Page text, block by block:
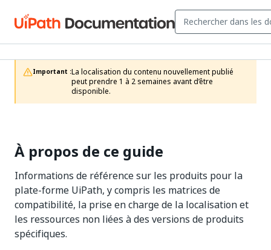
Important :La localisation du contenu nouvellement publié
peut prendre 1 à 2 semaines avant d’être
disponible.
À propos de ce guide
Informations de référence sur les produits pour la
plate-forme UiPath, y compris les matrices de
compatibilité, la prise en charge de la localisation et
les ressources non liées à des versions de produits
spécifiques.